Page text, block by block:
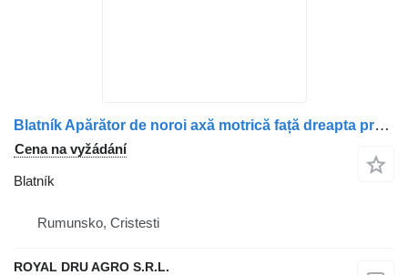
Blatník Apărător de noroi axă motrică față dreapta pro nákladní auta Mercedes-Benz A9605200119/A9605201719/A9605200519
Cena na vyžádání
Blatník
Rumunsko, Cristesti
ROYAL DRU AGRO S.R.L.